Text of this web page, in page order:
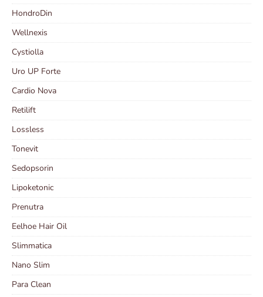
HondroDin
Wellnexis
Cystiolla
Uro UP Forte
Cardio Nova
Retilift
Lossless
Tonevit
Sedopsorin
Lipoketonic
Prenutra
Eelhoe Hair Oil
Slimmatica
Nano Slim
Para Clean